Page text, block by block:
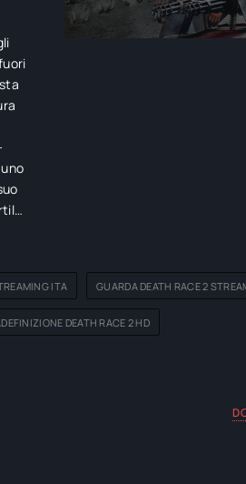
ITA GUARDA DEATH RACE 2
DEATH RACE 2 HD